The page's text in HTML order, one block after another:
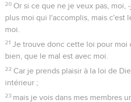
20 Or si ce que ne je veux pas, moi,
plus moi qui l'accomplis, mais c'est
moi.
21 Je trouve donc cette loi pour moi
bien, que le mal est avec moi.
22 Car je prends plaisir à la loi de
intérieur ;
23 mais je vois dans mes membres